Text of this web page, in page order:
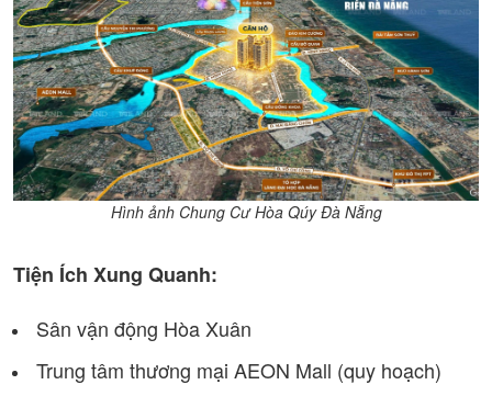
Hình ảnh Chung Cư Hòa Qúy Đà Nẵng
Tiện Ích Xung Quanh:
Sân vận động Hòa Xuân
Trung tâm thương mại AEON Mall (quy hoạch)